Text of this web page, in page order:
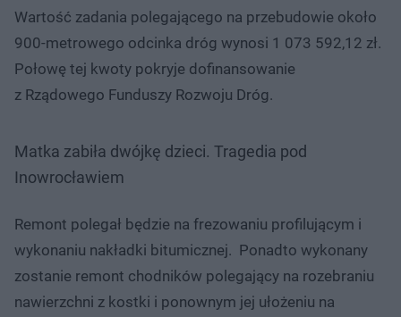
Wartość zadania polegającego na przebudowie około
900-metrowego odcinka dróg wynosi 1 073 592,12 zł.
Połowę tej kwoty pokryje dofinansowanie
z Rządowego Funduszy Rozwoju Dróg.
Matka zabiła dwójkę dzieci. Tragedia pod
Inowrocławiem
Remont polegał będzie na frezowaniu profilującym i
wykonaniu nakładki bitumicznej. Ponadto wykonany
zostanie remont chodników polegający na rozebraniu
nawierzchni z kostki i ponownym jej ułożeniu na